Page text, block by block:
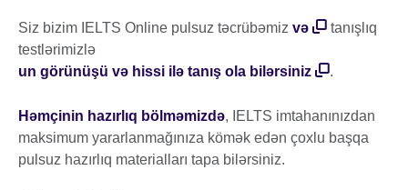
Siz bizim IELTS Online pulsuz təcrübəmiz və
tanışlıq
testlərimizlə
un görünüşü və hissi ilə tanış ola bilərsiniz
.
Həmçinin hazırlıq bölməmizdə, IELTS imtahanınızdan
maksimum yararlanmağınıza kömək edən çoxlu başqa
pulsuz hazırlıq materialları tapa bilərsiniz.